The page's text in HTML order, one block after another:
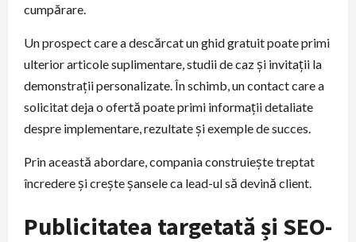
cumpărare.
Un prospect care a descărcat un ghid gratuit poate primi
ulterior articole suplimentare, studii de caz și invitații la
demonstrații personalizate. În schimb, un contact care a
solicitat deja o ofertă poate primi informații detaliate
despre implementare, rezultate și exemple de succes.
Prin această abordare, compania construiește treptat
încredere și crește șansele ca lead-ul să devină client.
Publicitatea targetată și SEO-